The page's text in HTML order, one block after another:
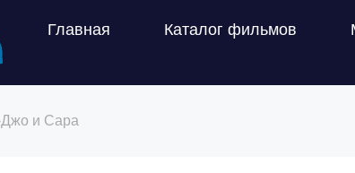
Главная Каталог фильмов
Джо и Сара